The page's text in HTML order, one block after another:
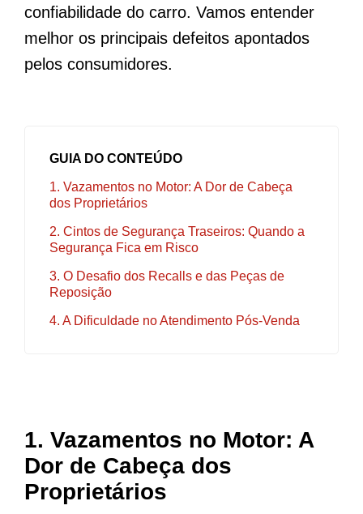
confiabilidade do carro. Vamos entender
melhor os principais defeitos apontados
pelos consumidores.
GUIA DO CONTEÚDO
1. Vazamentos no Motor: A Dor de Cabeça
dos Proprietários
2. Cintos de Segurança Traseiros: Quando a
Segurança Fica em Risco
3. O Desafio dos Recalls e das Peças de
Reposição
4. A Dificuldade no Atendimento Pós-Venda
1. Vazamentos no Motor: A
Dor de Cabeça dos
Proprietários